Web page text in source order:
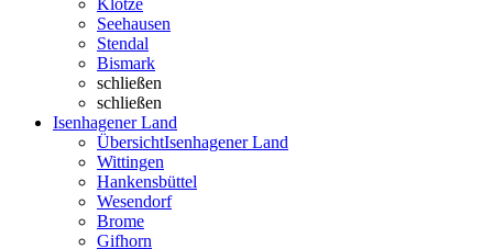
Klötze
Seehausen
Stendal
Bismark
schließen
schließen
Isenhagener Land
ÜbersichtIsenhagener Land
Wittingen
Hankensbüttel
Wesendorf
Brome
Gifhorn